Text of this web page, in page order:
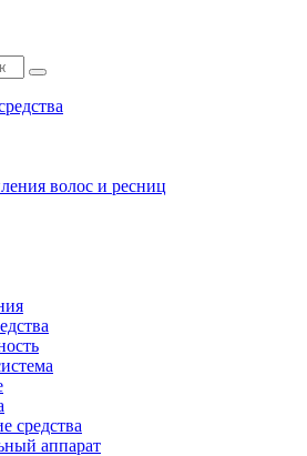
волос и ресниц
средства
аппарат